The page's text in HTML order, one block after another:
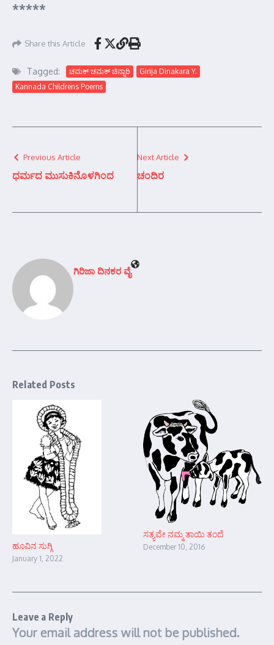
*****
Share this Article
Tagged: ಚಮಕ್ ಚಮಕ್ ಚಿನ್ನಾರಿ
Girija Dinakara Y.
Kannada Childrens Poems
Previous Article
ಧರ್ಮದ ಮುಸುಕಿನೊಳಗಿಂದ
Next Article
ಚಂದಿರ
ಗಿರಿಜಾ ದಿನಕರ ವೈ
Related Posts
ಹೂವಿನ ಸುಗ್ಗಿ
January 1, 2022
ಸತ್ಯವೇ ನಮ್ಮ ತಾಯಿ ತಂದೆ
December 10, 2016
Leave a Reply
Your email address will not be published.